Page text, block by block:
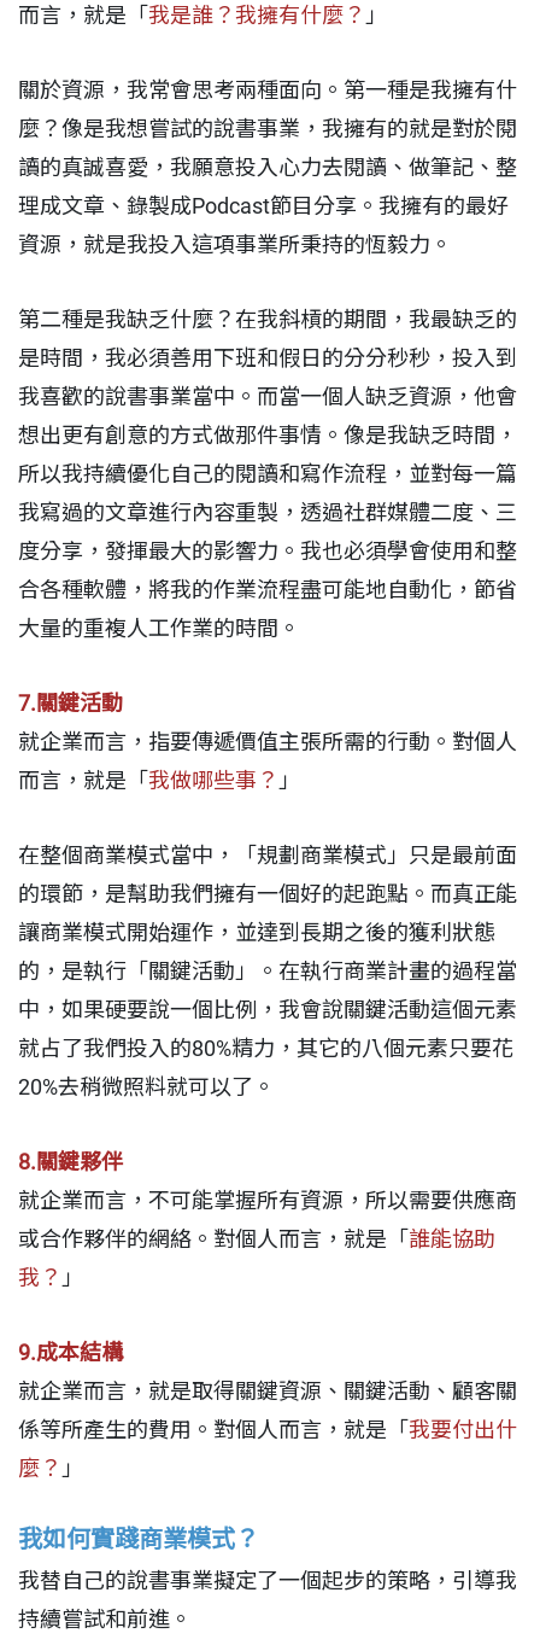
而言，就是「我是誰？我擁有什麼？ 」
關於資源，我常會思考兩種面向。第一種是我擁有什
麼？像是我想嘗試的說書事業，我擁有的就是對於閱
讀的真誠喜愛，我願意投入心力去閱讀、做筆記、整
理成文章、錄製成Podcast節目分享。我擁有的最好
資源，就是我投入這項事業所秉持的恆毅力。
第二種是我缺乏什麼？在我斜槓的期間，我最缺乏的
是時間，我必須善用下班和假日的分分秒秒，投入到
我喜歡的說書事業當中。而當一個人缺乏資源，他會
想出更有創意的方式做那件事情。像是我缺乏時間，
所以我持續優化自己的閱讀和寫作流程，並對每一篇
我寫過的文章進行內容重製，透過社群媒體二度、三
度分享，發揮最大的影響力。我也必須學會使用和整
合各種軟體，將我的作業流程盡可能地自動化，節省
大量的重複人工作業的時間。
7.關鍵活動
就企業而言，指要傳遞價值主張所需的行動。對個人
而言，就是「我做哪些事？ 」
在整個商業模式當中，「規劃商業模式」只是最前面
的環節，是幫助我們擁有一個好的起跑點。而真正能
讓商業模式開始運作，並達到長期之後的獲利狀態
的，是執行「關鍵活動」。在執行商業計畫的過程當
中，如果硬要說一個比例，我會說關鍵活動這個元素
就占了我們投入的80%精力，其它的八個元素只要花
20%去稍微照料就可以了。
8.關鍵夥伴
就企業而言，不可能掌握所有資源，所以需要供應商
或合作夥伴的網絡。對個人而言，就是「誰能協助
我？ 」
9.成本結構
就企業而言，就是取得關鍵資源、關鍵活動、顧客關
係等所產生的費用。對個人而言，就是「我要付出什
麼？ 」
我如何實踐商業模式？
我替自己的說書事業擬定了一個起步的策略，引導我
持續嘗試和前進。